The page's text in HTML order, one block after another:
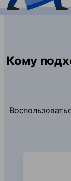
Кому